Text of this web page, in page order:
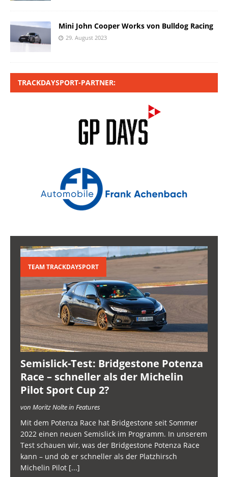
Mini John Cooper Works von Bulldog Racing
29. August 2023
TRACKDAYSPORT-PARTNER:
TEAM TRACKDAYSPORT
Semislick-Test: Bridgestone Potenza
Race – schneller als der Michelin
Pilot Sport Cup 2?
von Moritz Nolte in Features
Mit dem Potenza Race hat Bridgestone seit Sommer
2022 einen neuen Semislick im Programm. In unserem
Test schauen wir, was der Bridgestone Potenza Race
kann – und ob er schneller als der Platzhirsch
Michelin Pilot [...]